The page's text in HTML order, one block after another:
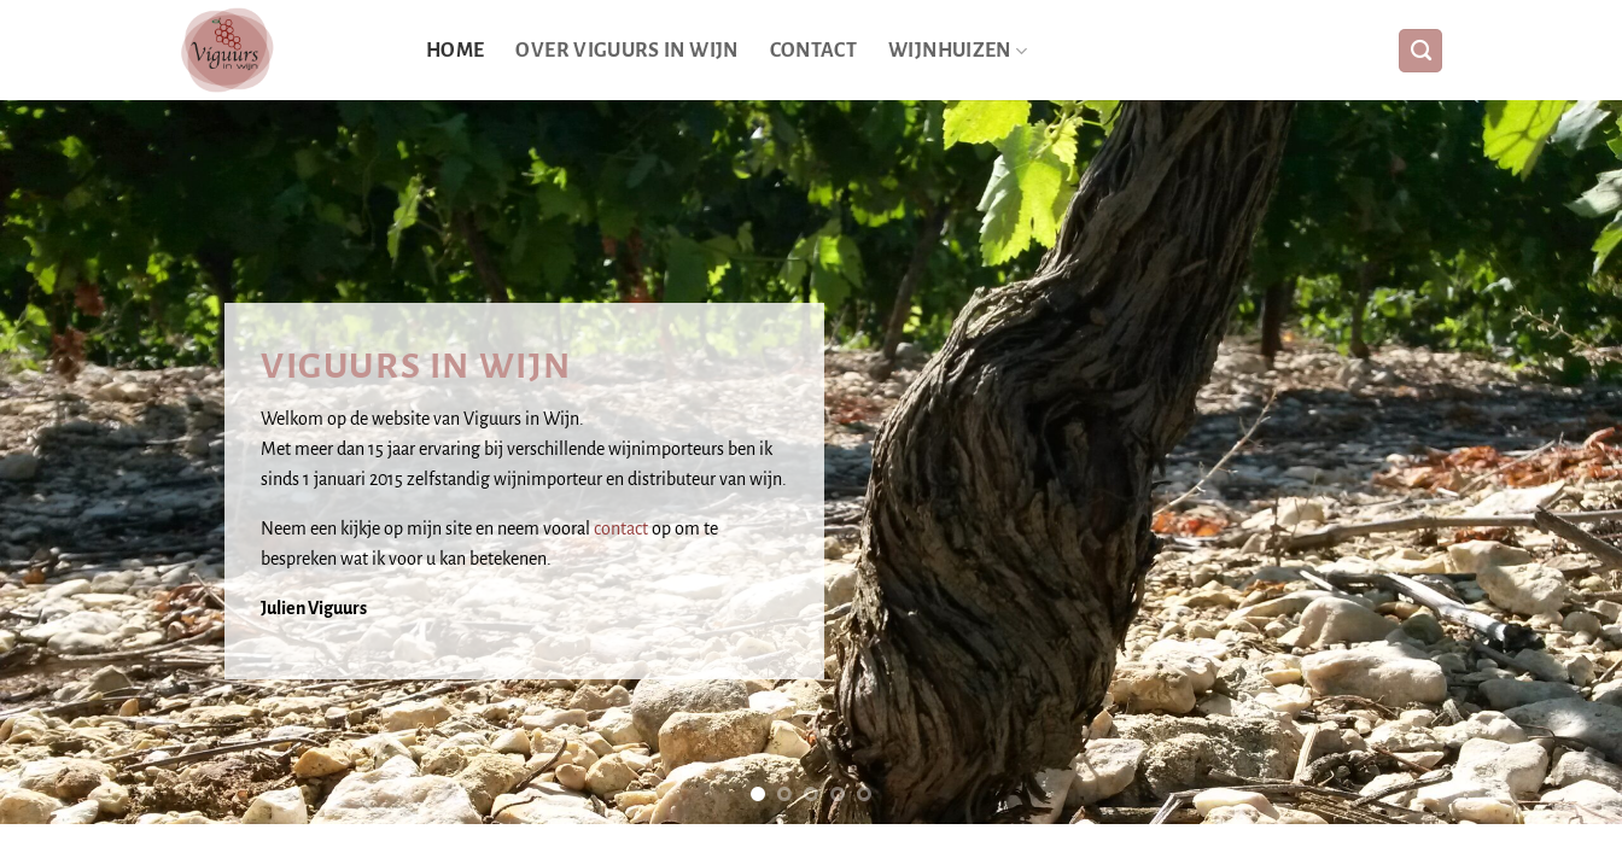
HOME OVER VIGUURS IN WIJN CONTACT WIJNHUIZEN
VIGUURS IN WIJN
Welkom op de website van Viguurs in Wijn.
Met meer dan 15 jaar ervaring bij verschillende wijnimporteurs ben ik
sinds 1 januari 2015 zelfstandig wijnimporteur en distributeur van wijn.
Neem een kijkje op mijn site en neem vooralcontactop om te
bespreken wat ik voor u kan betekenen.
Julien Viguurs